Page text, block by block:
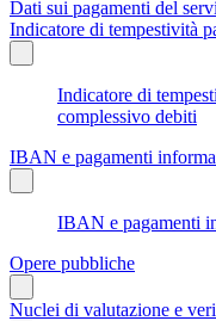
Dati sui pagamenti del
Indicatore di tempestività
Indicatore di
complessivo debiti
IBAN e pagamenti
IBAN e pagamenti
Opere pubbliche
Nuclei di valutazione e